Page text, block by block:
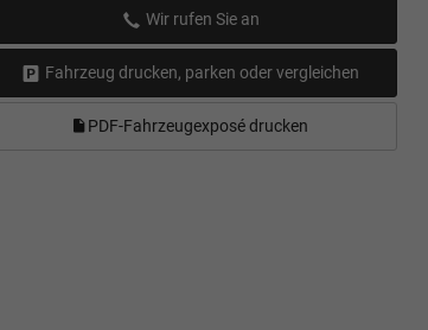
Wir rufen Sie an
Fahrzeug drucken, parken oder vergleichen
PDF-Fahrzeugexposé drucken